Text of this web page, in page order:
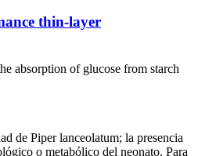
thin-layer
absorption of glucose from starch
de Piper lanceolatum; la presencia
o metabólico del neonato. Para